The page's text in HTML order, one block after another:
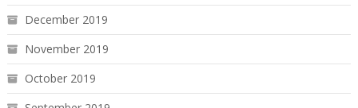
December 2019
November 2019
October 2019